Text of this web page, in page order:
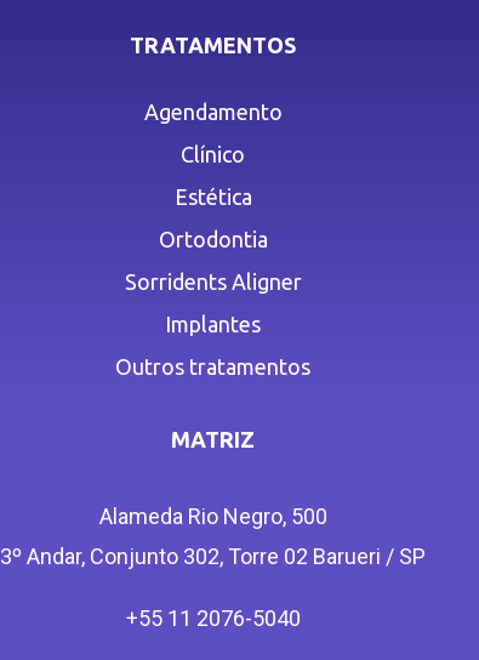
TRATAMENTOS
Agendamento
Clínico
Estética
Ortodontia
Sorridents Aligner
Implantes
Outros tratamentos
MATRIZ
Alameda Rio Negro, 500
3º Andar, Conjunto 302, Torre 02 Barueri / SP
+55 11 2076-5040